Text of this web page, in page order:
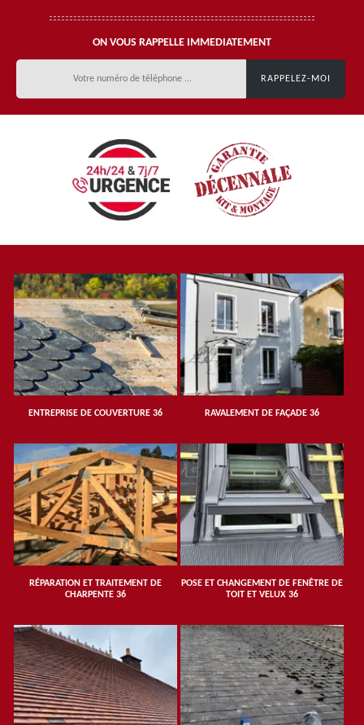
ON VOUS RAPPELLE IMMEDIATEMENT
ENTREPRISE DE COUVERTURE 36 RAVALEMENT DE FAÇADE 36
RÉPARATION ET TRAITEMENT DE
CHARPENTE 36
POSE ET CHANGEMENT DE FENÊTRE DE
TOIT ET VELUX 36